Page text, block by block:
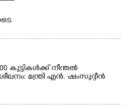
ഇറങ്ങിപ്പോൾ
ത്തിന് ഓച്ചിറ അഴിക്കലിൽ
നിന്ന്എത്തിച്ച ബോട്ടും.
കുട്ടികൾക്ക് നീന്തൽ
മന്ത്രി എൻ. ഷംസുദ്ദീൻ